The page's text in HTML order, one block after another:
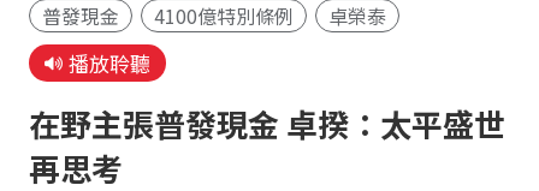
普發現金
4100億特別條例 卓榮泰
播放聆聽
在野主張普發現金 卓揆：太平盛世
再思考